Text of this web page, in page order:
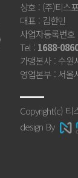
상호 : (주)티스
대표 : 김한민
사업자등록번호
Tel : 1688-
가맹본사: 수원
영업본부 : 서울
Copyright(c) 티
design By